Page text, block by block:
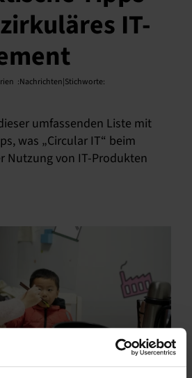
IT-
:Nachrichten|Stichworte:
umfassenden Liste mit
was „Circular IT“ beim
Nutzung von IT-Produkten